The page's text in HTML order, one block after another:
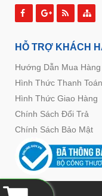
HỖ TRỢ KHÁCH
Hướng Dẫn Mua Hàng
Hình Thức Thanh Toán
Hình Thức Giao Hàng
Chính Sách Đổi Trả
Chính Sách Bảo Mật